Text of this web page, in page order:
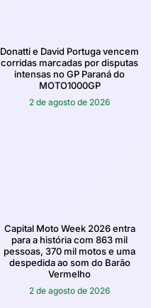
Donatti e David Portuga vencem
corridas marcadas por disputas
intensas no GP Paraná do
MOTO1000GP
2 de agosto de 2026
Capital Moto Week 2026 entra
para a história com 863 mil
pessoas, 370 mil motos e uma
despedida ao som do Barão
Vermelho
2 de agosto de 2026